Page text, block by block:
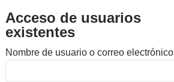
Acceso de usuarios
existentes
Nombre de usuario o correo electrónico